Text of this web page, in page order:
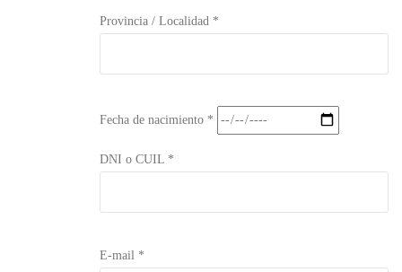
Provincia / Localidad *
Fecha de nacimiento *
DNI o CUIL *
E-mail *